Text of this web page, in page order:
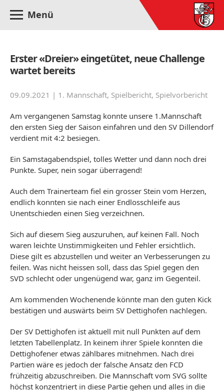
Menü
Erster «Dreier» eingetütet, neue Challenge
wartet bereits
09.09.2021 | 1. Mannschaft, Spielbericht, Spielvorbericht
Am vergangenen Samstag konnte unsere 1.Mannschaft
den ersten Sieg der Saison einfahren und den SV Dillendorf
verdient mit 4:2 besiegen.
Ein Samstagabendspiel, tolles Wetter und dann noch drei
Punkte. Super, nein sogar überragend!
Auch dem Trainerteam fiel ein grosser Stein vom Herzen,
endlich konnten sie nach einer Endlosschleife aus
Unentschieden einen Sieg verzeichnen.
Sich auf diesem Sieg auszuruhen, auf keinen Fall. Noch
waren leichte Unstimmigkeiten und Fehler ersichtlich.
Diese gilt es abzustellen und weiter an Verbesserungen zu
feilen. Was nicht heissen soll, dass das Spiel gegen den
SVD schlecht oder ungenügend war, ganz im Gegenteil.
Am kommenden Wochenende könnte man den guten Kick
bestätigen und auswärts beim SV Dettighofen nachlegen.
Der SV Dettighofen ist aktuell mit null Punkten auf dem
letzten Tabellenplatz. In keinem ihrer Spiele konnten die
Dettighofener etwas zählbares mitnehmen. Nach drei
Partien wäre es jedoch der falsche Ansatz den FCD
frühzeitig abzuschreiben. Die Mannschaft vom SVG sollte
höchst konzentriert in diese Partie gehen und alles in die